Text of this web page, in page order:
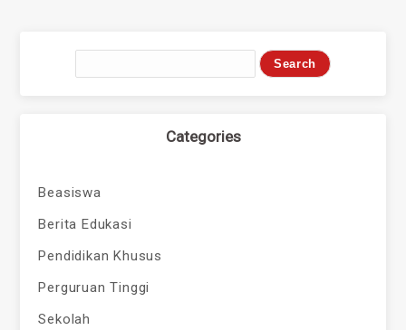
Categories
Beasiswa
Berita Edukasi
Pendidikan Khusus
Perguruan Tinggi
Sekolah